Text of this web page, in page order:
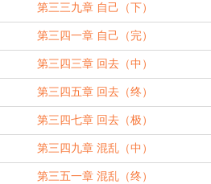
第三三九章 自己（下）
第三四一章 自己（完）
第三四三章 回去（中）
第三四五章 回去（终）
第三四七章 回去（极）
第三四九章 混乱（中）
第三五一章 混乱（终）